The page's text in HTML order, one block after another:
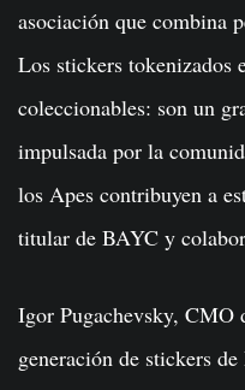
asociación que combina
Los stickers tokenizados
coleccionables: son un
impulsada por la
los Apes contribuyen a
titular de BAYC y
Igor Pugachevsky,
generación de stickers